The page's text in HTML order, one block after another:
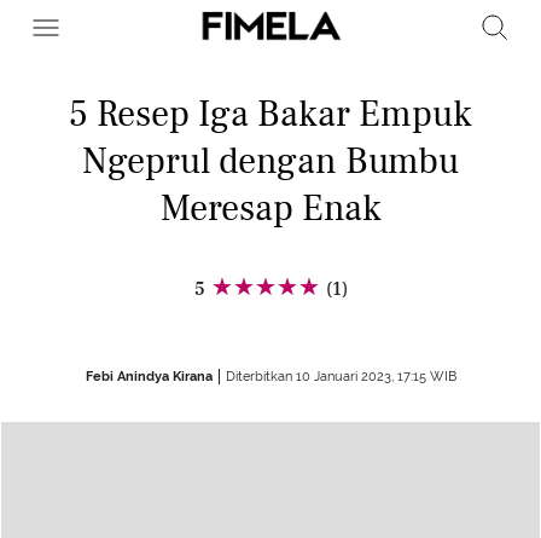
5 Resep Iga Bakar Empuk
Ngeprul dengan Bumbu
Meresap Enak
5 (1)
Febi Anindya Kirana Diterbitkan 10 Januari 2023, 17:15 WIB